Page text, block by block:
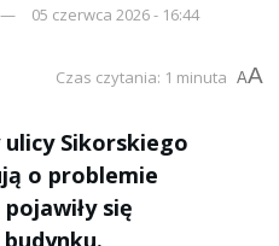
05 czerwca 2026 - 16:44
Czas czytania: 1 minuta AA
Sikorskiego
o problemie
się